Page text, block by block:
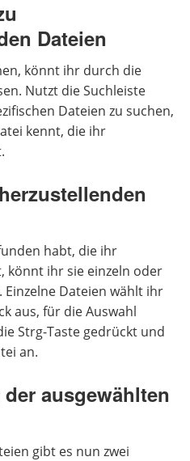
Dateien
könnt ihr durch die
Nutzt die Suchleiste
Dateien zu suchen,
kennt, die ihr
habt, die ihr
könnt ihr sie einzeln oder
Dateien wählt ihr
aus, für die Auswahl
Strg-Taste gedrückt und
an.
ausgewählten
gibt es nun zwei